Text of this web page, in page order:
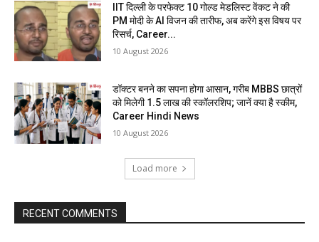
IIT दिल्ली के परफेक्ट 10 गोल्ड मेडलिस्ट वेंकट ने की
PM मोदी के AI विजन की तारीफ, अब करेंगे इस विषय पर
रिसर्च, Career...
10 August 2026
डॉक्टर बनने का सपना होगा आसान, गरीब MBBS छात्रों
को मिलेगी 1.5 लाख की स्कॉलरशिप; जानें क्या है स्कीम,
Career Hindi News
10 August 2026
Load more
RECENT COMMENTS